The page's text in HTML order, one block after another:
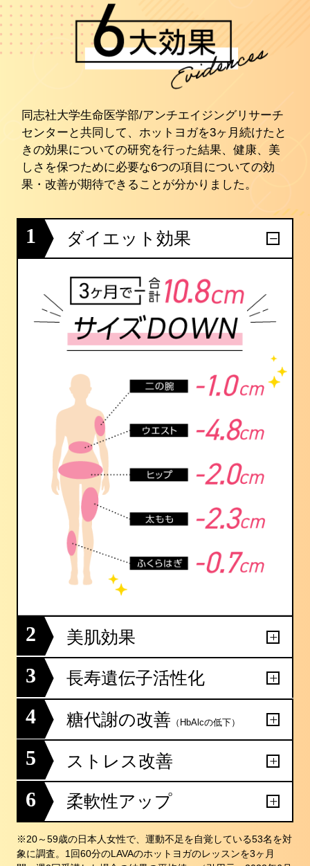
同志社大学生命医学部/アンチエイジングリサーチ
センターと共同して、ホットヨガを3ヶ月続けたと
きの効果についての研究を行った結果、健康、美
しさを保つために必要な6つの項目についての効
果・改善が期待できることが分かりました。
1 ダイエット効果
2 美肌効果
3 長寿遺伝子活性化
4 糖代謝の改善 （HbAlcの低下）
5 ストレス改善
6 柔軟性アップ
※20～59歳の日本人女性で、運動不足を自覚している53名を対
象に調査。1回60分のLAVAのホットヨガのレッスンを3ヶ月